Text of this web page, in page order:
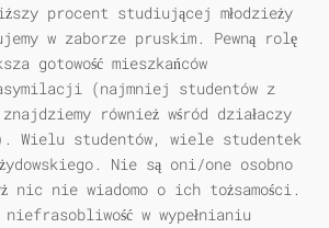
procent studiującej młodzieży
w zaborze pruskim. Pewną rolę
gotowość mieszkańców
(najmniej studentów z
również wśród działaczy
Wielu studentów, wiele studentek
Nie są oni/one osobno
nic nie wiadomo o ich tożsamości.
niefrasobliwość w wypełnianiu